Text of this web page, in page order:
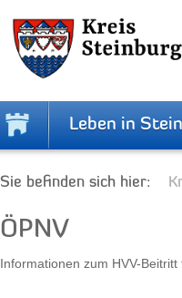
Leben in
Sie befinden sich hier:
ÖPNV
Informationen zum HVV-